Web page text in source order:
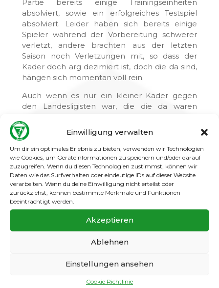
Einwilligung verwalten
Um dir ein optimales Erlebnis zu bieten, verwenden wir Technologien
wie Cookies, um Geräteinformationen zu speichern und/oder darauf
zuzugreifen. Wenn du diesen Technologien zustimmst, können wir
Daten wie das Surfverhalten oder eindeutige IDs auf dieser Website
verarbeiten. Wenn du deine Einwilligung nicht erteilst oder
zurückziehst, können bestimmte Merkmale und Funktionen
beeinträchtigt werden.
Akzeptieren
Ablehnen
Einstellungen ansehen
Cookie Richtlinie
Partie bereits einige Trainingseinheiten
absolviert, sowie ein erfolgreiches Testspiel
absolviert. Leider haben sich bereits einige
Spieler während der Vorbereitung schwerer
verletzt, andere brachten aus der letzten
Saison noch Verletzungen mit, so dass der
Kader doch arg dezimiert ist, doch die da sind,
hängen sich momentan voll rein.
Auch wenn es nur ein kleiner Kader gegen
den Landesligisten war, die die da waren
heiß auf die Partie. Doch nicht wir
überraschten den Gegner, sondern dieser uns.
Die Teutonen schlugen bereits zweimal zu, da
waren noch keine zehn Minuten absolviert.
Jetzt gab es zwei Möglichkeiten damit
umzugehen, entweder man lässt sich
abschießen oder man zeigt Moral und
versucht sich in die Partie hinein zu kämpfen.
Noch vor der Pause erzielten wir den
nicht unverdient, denn seit dem 0:2 aus
oder andere Möglichkeit und bei den